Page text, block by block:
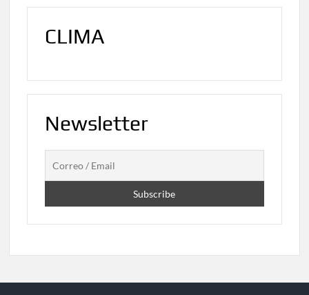
CLIMA
Newsletter